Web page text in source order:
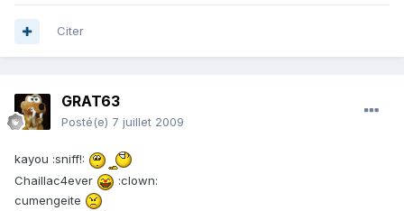
Citer
GRAT63
Posté(e) 7 juillet 2009
kayou :sniff!:
Chaillac4ever
:clown:
cumengeite